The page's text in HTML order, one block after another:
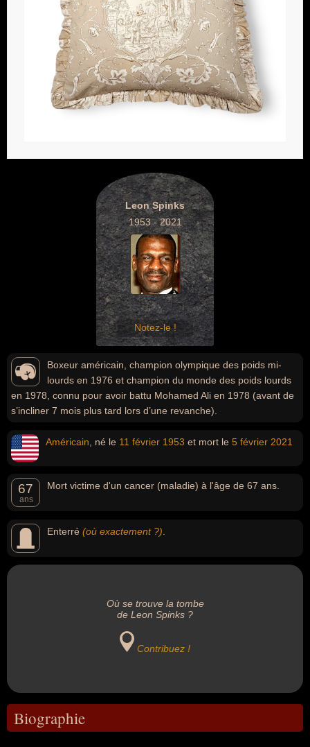
Leon Spinks
1953 - 2021
Notez-le !
Boxeur américain, champion olympique des poids mi-
lourds en 1976 et champion du monde des poids lourds
en 1978, connu pour avoir battu Mohamed Ali en 1978 (avant de
s’incliner 7 mois plus tard lors d’une revanche).
Américain , né le 11 février 1953 et mort le 5 février 2021
67
ans
Mort victime d'un cancer (maladie) à l'âge de 67 ans.
Enterré (où exactement ?)
Où se trouve la tombe
de Leon Spinks ?
Contribuez !
Biographie